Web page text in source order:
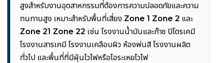
สูงสำหรับงานอุตสาหกรรมที่ต้องการความปลอดภัยและความ
ทนทานสูง เหมาะสำหรับพื้นที่เสี่ยง Zone 1 Zone 2 และ
Zone 21 Zone 22 เช่น โรงงานน้ำมันและก๊าซ ปิโตรเคมี
โรงงานสารเคมี โรงงานเคลือบผิว ห้องพ่นสี โรงงานผลิต
ทั่วไป และพื้นที่ที่มีฝุ่นไวไฟหรือไอระเหยไวไฟ